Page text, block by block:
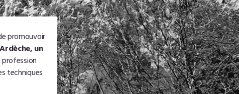
promouvoir
un
techniques